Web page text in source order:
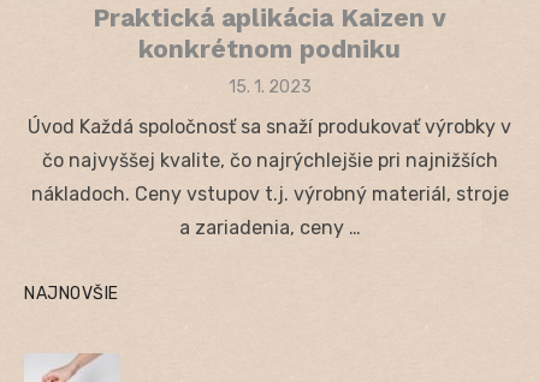
Praktická aplikácia Kaizen v
konkrétnom podniku
Posted
15. 1. 2023
Úvod Každá spoločnosť sa snaží produkovať výrobky v
čo najvyššej kvalite, čo najrýchlejšie pri najnižších
nákladoch. Ceny vstupov t.j. výrobný materiál, stroje
a zariadenia, ceny …
NAJNOVŠIE